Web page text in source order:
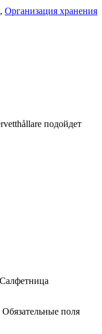
, Организация хранения
подойдет
Обязательные поля